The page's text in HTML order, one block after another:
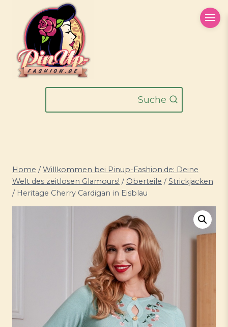
springen
Suche
Home / Willkommen bei Pinup-Fashion.de: Deine
Welt des zeitlosen Glamours! / Oberteile / Strickjacken
/ Heritage Cherry Cardigan in Eisblau